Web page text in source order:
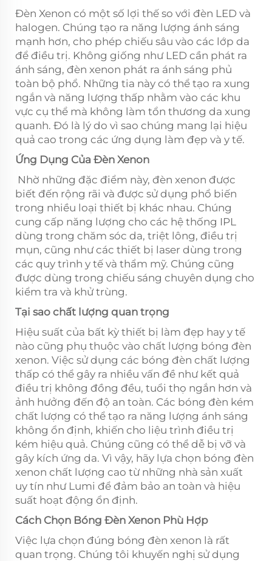
Đèn Xenon có một số lợi thế so với đèn LED và
halogen. Chúng tạo ra năng lượng ánh sáng
mạnh hơn, cho phép chiếu sâu vào các lớp da
để điều trị. Không giống như LED cần phát ra
ánh sáng, đèn xenon phát ra ánh sáng phủ
toàn bộ phổ. Những tia này có thể tạo ra xung
ngắn và năng lượng thấp nhằm vào các khu
vực cụ thể mà không làm tổn thương da xung
quanh. Đó là lý do vì sao chúng mang lại hiệu
quả cao trong các ứng dụng làm đẹp và y tế.
Ứng Dụng Của Đèn Xenon
Nhờ những đặc điểm này, đèn xenon được
biết đến rộng rãi và được sử dụng phổ biến
trong nhiều loại thiết bị khác nhau. Chúng
cung cấp năng lượng cho các hệ thống IPL
dùng trong chăm sóc da, triệt lông, điều trị
mụn, cũng như các thiết bị laser dùng trong
các quy trình y tế và thẩm mỹ. Chúng cũng
được dùng trong chiếu sáng chuyên dụng cho
kiểm tra và khử trùng.
Tại sao chất lượng quan trọng
Hiệu suất của bất kỳ thiết bị làm đẹp hay y tế
nào cũng phụ thuộc vào chất lượng bóng đèn
xenon. Việc sử dụng các bóng đèn chất lượng
thấp có thể gây ra nhiều vấn đề như kết quả
điều trị không đồng đều, tuổi thọ ngắn hơn và
ảnh hưởng đến độ an toàn. Các bóng đèn kém
chất lượng có thể tạo ra năng lượng ánh sáng
không ổn định, khiến cho liệu trình điều trị
kém hiệu quả. Chúng cũng có thể dễ bị vỡ và
gây kích ứng da. Vì vậy, hãy lựa chọn bóng đèn
xenon chất lượng cao từ những nhà sản xuất
uy tín như Lumi để đảm bảo an toàn và hiệu
suất hoạt động ổn định.
Cách Chọn Bóng Đèn Xenon Phù Hợp
Việc lựa chọn đúng bóng đèn xenon là rất
quan trọng. Chúng tôi khuyến nghị sử dụng